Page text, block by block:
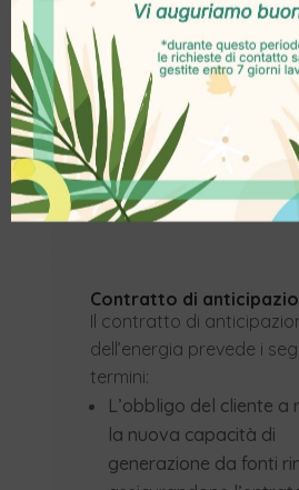
rinnovabili, la cui entrata
esercizio deve avvenire
mesi successivi alla data
sottoscrizione del
anticipazione, e a
contratto di restituzione
dell’energia elettrica
anticipazione.
Contratto di
Il contratto di
dell’energia prevede i
termini:
L’obbligo del cliente a
la nuova capacità di
generazione da fonti